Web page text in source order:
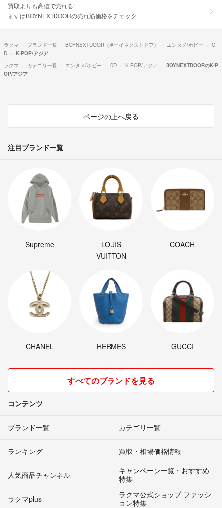
買取よりも高値で売れる!
まずはBOYNEXTDOORの売れ筋価格をチェック
ラクマ ブランド一覧 BOYNEXTDOOR（ボーイネクストドア） エンタメ/ホビー
C
D
K-POP/アジア
ラクマ
カテゴリ一覧 エンタメ/ホビー CD K-POP/アジア
BOYNEXTDOORのK-P
OP/アジア
ページの上へ戻る
注目ブランド一覧
Supreme
LOUIS
VUITTON
COACH
CHANEL HERMES GUCCI
すべてのブランドを見る
コンテンツ
ブランド一覧 カテゴリ一覧
ランキング 買取・相場価格情報
人気商品チャンネル
キャンペーン一覧・おすすめ
特集
ラクマplus
ラクマ公式ショップ ファッシ
ョン特集